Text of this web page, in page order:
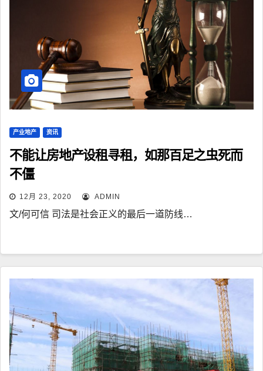
产业地产 资讯
不能让房地产设租寻租，如那百足之虫死而
不僵
12月 23, 2020 ADMIN
文/何可信 司法是社会正义的最后一道防线…